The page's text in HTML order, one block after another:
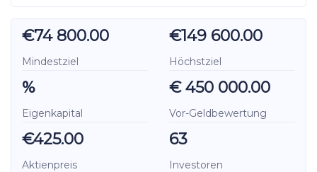
€74 800.00
Mindestziel
€149 600.00
Höchstziel
%
Eigenkapital
€ 450 000.00
Vor-Geldbewertung
€425.00
Aktienpreis
63
Investoren